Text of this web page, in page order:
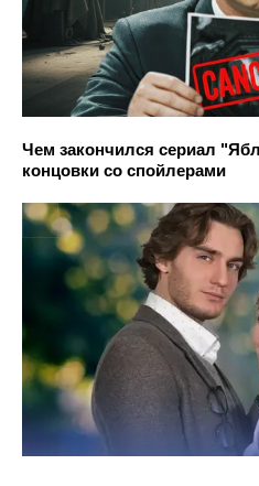
Чем закончился сериал
концовки со спойлерами